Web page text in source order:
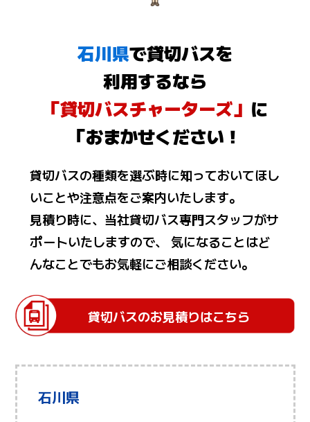
石川県で貸切バスを
利用するなら
「貸切バスチャーターズ」 に
「おまかせください！
貸切バスの種類を選ぶ時に知っておいてほし
いことや注意点をご案内いたします。
見積り時に、当社貸切バス専門スタッフがサ
ポートいたしますので、 気になることはど
んなことでもお気軽にご相談ください。
貸切バスのお見積りはこちら
石川県